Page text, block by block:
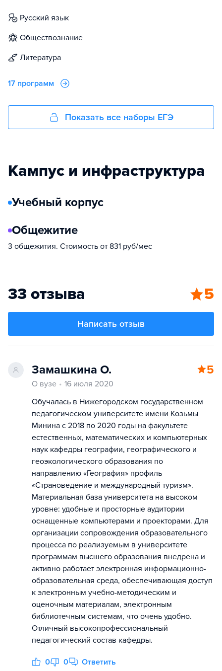
русский язык
обществознание
литература
17 программ
Показать все наборы ЕГЭ
Кампус и инфраструктура
Учебный корпус
Общежитие
3 общежития. Стоимость от 831 руб/мес
33 отзыва 5
Написать отзыв
Замашкина О. 5
О вузе
16 июля 2020
Обучалась в Нижегородском государственном
педагогическом университете имени Козьмы
Минина с 2018 по 2020 годы на факультете
естественных, математических и компьютерных
наук кафедры географии, географического и
геоэкологического образования по
направлению «География» профиль
«Страноведение и международный туризм».
Материальная база университета на высоком
уровне: удобные и просторные аудитории
оснащенные компьютерами и проекторами. Для
организации сопровождения образовательного
процесса по реализуемым в университете
программам высшего образования внедрена и
активно работает электронная информационно-
образовательная среда, обеспечивающая доступ
к электронным учебно-методическим и
оценочным материалам, электронным
библиотечным системам, что очень удобно.
Отличный высокопрофессиональный
педагогический состав кафедры.
0 0 Ответить